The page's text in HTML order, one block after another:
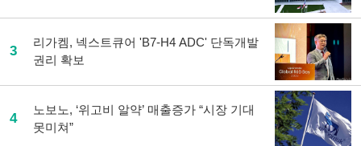
3
리가켐, 넥스트큐어 'B7-H4 ADC' 단독개발
권리 확보
4
노보노, ‘위고비 알약’ 매출증가 “시장 기대
못미쳐”